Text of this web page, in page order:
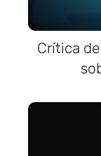
Crítica